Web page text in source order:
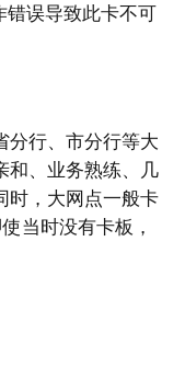
错误导致此卡不可
分行、市分行等大
和、业务熟练、几
时，大网点一般卡
当时没有卡板，